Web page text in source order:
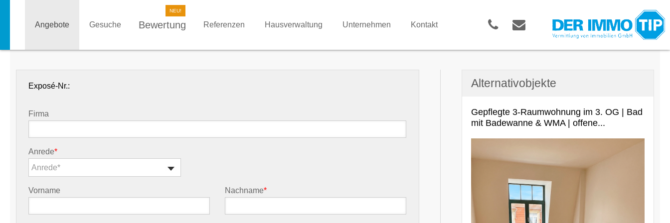
Angebote Gesuche Bewertung Referenzen Hausverwaltung Unternehmen Kontakt
Exposé-Nr.:
Firma
Anrede*
Anrede*
Vorname Nachname*
Alternativobjekte
Gepflegte 3-Raumwohnung im 3. OG | Bad
mit Badewanne & WMA | offene...